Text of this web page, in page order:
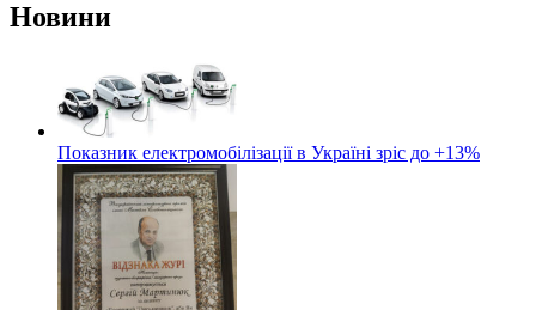
Новини
Показник електромобілізації в Україні зріс до +13%